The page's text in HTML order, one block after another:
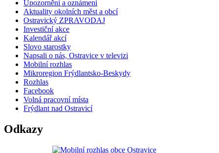
Upozornění a oznámení
Aktuality okolních měst a obcí
Ostravický ZPRAVODAJ
Investiční akce
Kalendář akcí
Slovo starostky
Napsali o nás, Ostravice v televizi
Mobilní rozhlas
Mikroregion Frýdlantsko-Beskydy
Rozhlas
Facebook
Volná pracovní místa
Frýdlant nad Ostravicí
Odkazy